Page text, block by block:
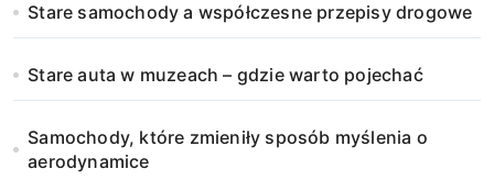
Stare samochody a współczesne przepisy drogowe
Stare auta w muzeach – gdzie warto pojechać
Samochody, które zmieniły sposób myślenia o
aerodynamice